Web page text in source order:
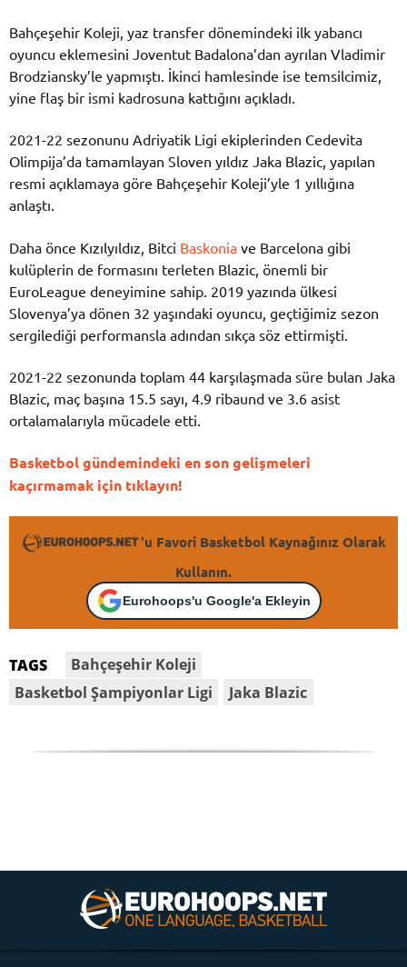
Bahçeşehir Koleji, yaz transfer dönemindeki ilk yabancı
oyuncu eklemesini Joventut Badalona’dan ayrılan Vladimir
Brodziansky’le yapmıştı. İkinci hamlesinde ise temsilcimiz,
yine flaş bir ismi kadrosuna kattığını açıkladı.
2021-22 sezonunu Adriyatik Ligi ekiplerinden Cedevita
Olimpija’da tamamlayan Sloven yıldız Jaka Blazic, yapılan
resmi açıklamaya göre Bahçeşehir Koleji’yle 1 yıllığına
anlaştı.
Daha önce Kızılyıldız, Bitci Baskonia ve Barcelona gibi
kulüplerin de formasını terleten Blazic, önemli bir
EuroLeague deneyimine sahip. 2019 yazında ülkesi
Slovenya’ya dönen 32 yaşındaki oyuncu, geçtiğimiz sezon
sergilediği performansla adından sıkça söz ettirmişti.
2021-22 sezonunda toplam 44 karşılaşmada süre bulan Jaka
Blazic, maç başına 15.5 sayı, 4.9 ribaund ve 3.6 asist
ortalamalarıyla mücadele etti.
Basketbol gündemindeki en son gelişmeleri
kaçırmamak için tıklayın!
'u Favori Basketbol Kaynağınız Olarak
Kullanın.
Eurohoops'u Google'a Ekleyin
TAGS
Bahçeşehir Koleji
Basketbol Şampiyonlar Ligi
Jaka Blazic